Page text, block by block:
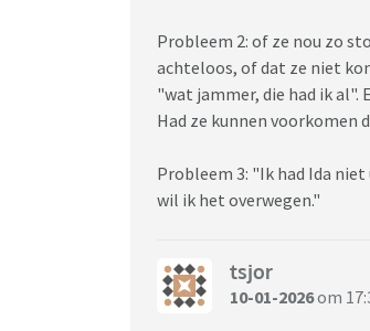
Probleem 2: of ze nou zo
achteloos, of dat ze niet
"wat jammer, die had ik al".
Had ze kunnen voorkomen
Probleem 3: "Ik had Ida
wil ik het overwegen."
tsjor
10-01-2026om